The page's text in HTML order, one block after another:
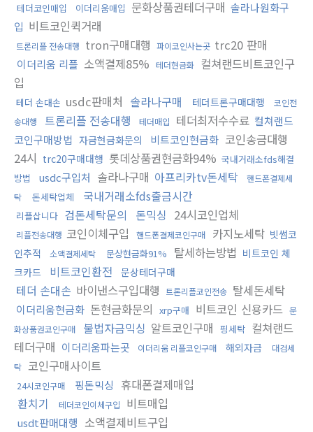
테더코인매입 이더리움매입 문화상품권테더구매 솔라나원화구
입 비트코인퀵거래
트론리플 전송대행 tron구매대행 파이코인사는곳 trc20 판매
이더리움 리플 소액결제85% 테더현금화 컬쳐랜드비트코인구
입
테더 손대손 usdc판매처 솔라나구매 테더트론구매대행
코인전
송대행
트론리플 전송대행 테더매입 테더최저수수료 컬쳐랜드
코인구매방법 자금현금화문의 비트코인현금화 코인송금대행
24시 trc20구매대행 롯데상품권현금화94% 국내거래소fds해결
방법
usdc구입처 솔라나구매 아프리카tv돈세탁
핸드폰결제세
탁
돈세탁업체 국내거래소fds출금시간
리플삽니다 검돈세탁문의 돈믹싱 24시코인업체
리플전송대행 코인이체구입 핸드폰결제코인구매 카지노세탁 빗썸코
인추적
소액결제세탁 문상현금화91% 탈세하는방법 비트코인 체
크카드
비트코인환전 문상테더구매
테더 손대손 바이낸스구입대행 트론리플코인전송 탈세돈세탁
이더리움현금화 돈현금화문의 xrp구매 비트코인 신용카드 문
화상품권코인구매
불법자금믹싱 알트코인구매 핑세탁 컬쳐랜드
테더구매 이더리움파는곳 이더리움 리플코인구매 해외자금
대검세
탁 코인구매사이트
24시코인구매 핑돈믹싱
휴대폰결제매입
환치기
테더코인이체구입 비트매입
usdt판매대행 소액결제비트구입